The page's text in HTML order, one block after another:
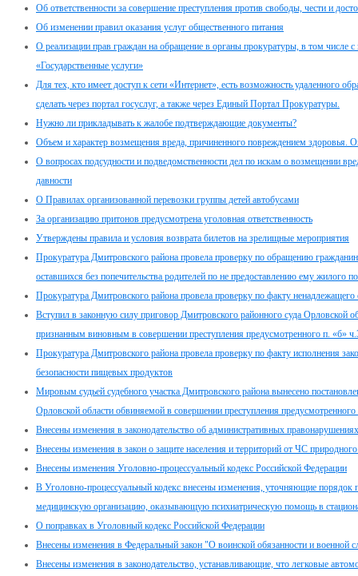
Об ответственности за совершение преступления против свободы, чести и
Об изменении правил оказания услуг общественного питания
О реализации прав граждан на обращение в органы прокуратуры, в том числе с
«Государственные услуги»
Для тех, кто имеет доступ к сети «Интернет», есть возможность удаленного
сделать через портал госуслуг, а также через Единый Портал Прокуратуры.
Нужно ли прикладывать к жалобе подтверждающие документы?
Объем и характер возмещения вреда, причиненного повреждением здоровья.
О вопросах подсудности и подведомственности дел по искам о возмещении
давности
О Правилах организованной перевозки группы детей автобусами
За организацию притонов предусмотрена уголовная ответственность
Утверждены правила и условия возврата билетов на зрелищные мероприятия
Прокуратура Дмитровского района провела проверку по обращению
оставшихся без попечительства родителей по не предоставлению ему жилого
Прокуратура Дмитровского района провела проверку по факту
Вступил в законную силу приговор Дмитровского районного суда Орловской
признанным виновным в совершении преступления предусмотренного п. «б»
Прокуратура Дмитровского района провела проверку по факту исполнения
безопасности пищевых продуктов
Мировым судьей судебного участка Дмитровского района вынесено
Орловской области обвиняемой в совершении преступления
Внесены изменения в законодательство об административных правонарушениях
Внесены изменения в закон о защите населения и территорий от ЧС природного
Внесены изменения Уголовно-процессуальный кодекс Российской Федерации
В Уголовно-процессуальный кодекс внесены изменения, уточняющие
медицинскую организацию, оказывающую психиатрическую помощь в
О поправках в Уголовный кодекс Российской Федерации
Внесены изменения в Федеральный закон "О воинской обязанности и военной
Внесены изменения в законодательство, устанавливающие, что легковые